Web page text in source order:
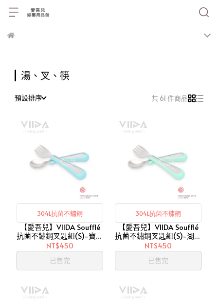
湯、叉、筷
預設排序 共 61 件商品
304L抗菌不鏽鋼
【愛吾兒】VIIDA Soufflé
抗菌不鏽鋼叉匙組(S)-寶貝
藍 (A0120502)
NT$450
已售完
304L抗菌不鏽鋼
【愛吾兒】VIIDA Soufflé
抗菌不鏽鋼叉匙組(S)-湖水
綠 (A0120506)
NT$450
已售完